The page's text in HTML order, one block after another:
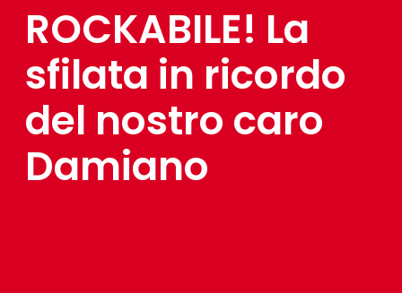
ROCKABILE! La
sfilata in ricordo
del nostro caro
Damiano